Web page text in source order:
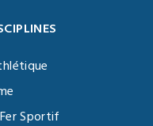
Sportif